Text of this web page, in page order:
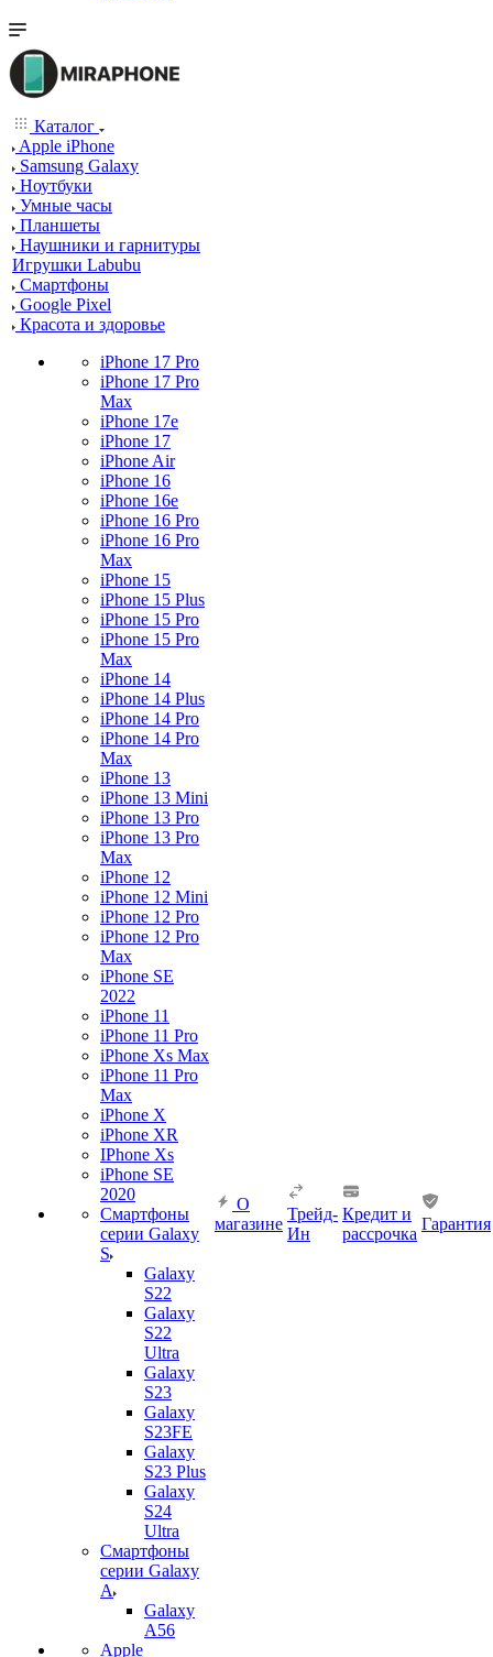
Каталог
Apple iPhone
Samsung Galaxy
Ноутбуки
Умные часы
Планшеты
Наушники и гарнитуры
Игрушки Labubu
Смартфоны
Google Pixel
Красота и здоровье
iPhone 17 Pro
iPhone 17 Pro
Max
iPhone 17e
iPhone 17
iPhone Air
iPhone 16
iPhone 16e
iPhone 16 Pro
iPhone 16 Pro
Max
iPhone 15
iPhone 15 Plus
iPhone 15 Pro
iPhone 15 Pro
Max
iPhone 14
iPhone 14 Plus
iPhone 14 Pro
iPhone 14 Pro
Max
iPhone 13
iPhone 13 Mini
iPhone 13 Pro
iPhone 13 Pro
Max
iPhone 12
iPhone 12 Mini
iPhone 12 Pro
iPhone 12 Pro
Max
iPhone SE
2022
iPhone 11
iPhone 11 Pro
iPhone Xs Max
iPhone 11 Pro
Max
iPhone X
iPhone XR
IPhone Xs
iPhone SE
2020
Смартфоны
серии Galaxy
S
Galaxy
S22
Galaxy
S22
Ultra
Galaxy
S23
Galaxy
S23FE
Galaxy
S23 Plus
Galaxy
S24
Ultra
Смартфоны
серии Galaxy
A
Galaxy
A56
Apple
О
магазине
Трейд-
Ин
Кредит и
рассрочка
Гарантия